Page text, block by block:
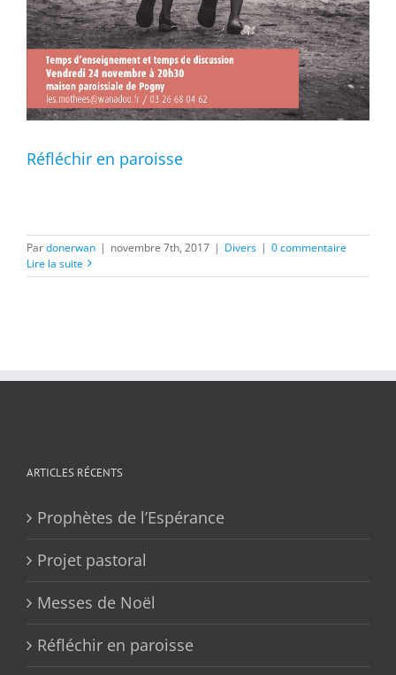
Réfléchir en paroisse
Pardonerwan | novembre 7th, 2017 | Divers | 0 commentaire
Lire la suite
ARTICLES RÉCENTS
Prophètes de l’Espérance
Projet pastoral
Messes de Noël
Réfléchir en paroisse